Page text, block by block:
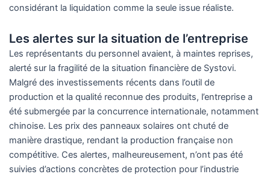
considérant la liquidation comme la seule issue réaliste.
Les alertes sur la situation de l’entreprise
Les représentants du personnel avaient, à maintes reprises,
alerté sur la fragilité de la situation financière de Systovi.
Malgré des investissements récents dans l’outil de
production et la qualité reconnue des produits, l’entreprise a
été submergée par la concurrence internationale, notamment
chinoise. Les prix des panneaux solaires ont chuté de
manière drastique, rendant la production française non
compétitive. Ces alertes, malheureusement, n’ont pas été
suivies d’actions concrètes de protection pour l’industrie